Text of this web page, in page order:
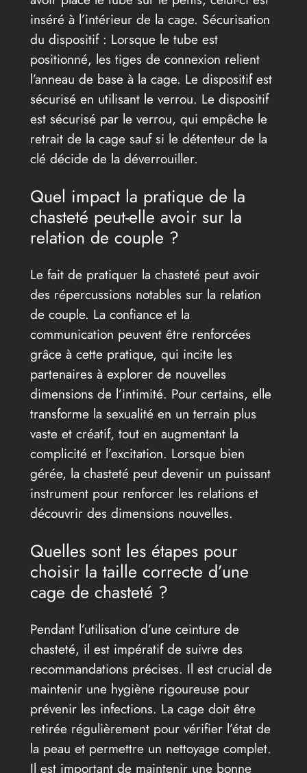
inséré à l’intérieur de la cage. Sécurisation
du dispositif : Lorsque le tube est
positionné, les tiges de connexion relient
l’anneau de base à la cage. Le dispositif est
sécurisé en utilisant le verrou. Le dispositif
est sécurisé par le verrou, qui empêche le
retrait de la cage sauf si le détenteur de la
clé décide de la déverrouiller.
Quel impact la pratique de la
chasteté peut-elle avoir sur la
relation de couple ?
Le fait de pratiquer la chasteté peut avoir
des répercussions notables sur la relation
de couple. La confiance et la
communication peuvent être renforcées
grâce à cette pratique, qui incite les
partenaires à explorer de nouvelles
dimensions de l’intimité. Pour certains, elle
transforme la sexualité en un terrain plus
vaste et créatif, tout en augmentant la
complicité et l’excitation. Lorsque bien
gérée, la chasteté peut devenir un puissant
instrument pour renforcer les relations et
découvrir des dimensions nouvelles.
Quelles sont les étapes pour
choisir la taille correcte d’une
cage de chasteté ?
Pendant l’utilisation d’une ceinture de
chasteté, il est impératif de suivre des
recommandations précises. Il est crucial de
maintenir une hygiène rigoureuse pour
prévenir les infections. La cage doit être
retirée régulièrement pour vérifier l’état de
la peau et permettre un nettoyage complet.
Il est important de maintenir une bonne